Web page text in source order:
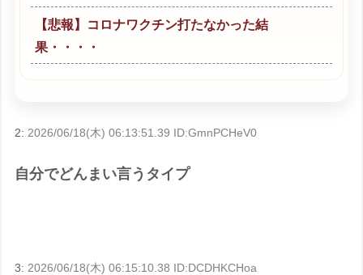
【悲報】コロナワクチン打たなかった結
果・・・・
2: 2026/06/18(木) 06:13:51.39 ID:GmnPCHeV0
自分でどんまい言うタイプ
3: 2026/06/18(木) 06:15:10.38 ID:DCDHKCHoa